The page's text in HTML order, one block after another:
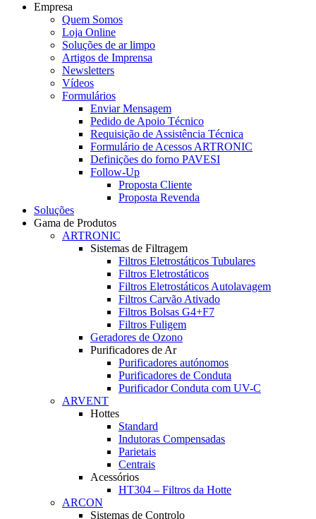
Empresa
Quem Somos
Loja Online
Soluções de ar limpo
Artigos de Imprensa
Newsletters
Vídeos
Formulários
Enviar Mensagem
Pedido de Apoio Técnico
Requisição de Assistência Técnica
Formulário de Acessos ARTRONIC
Definições do forno PAVESI
Follow-Up
Proposta Cliente
Proposta Revenda
Soluções
Gama de Produtos
ARTRONIC
Sistemas de Filtragem
Filtros Eletrostáticos Tubulares
Filtros Eletrostáticos
Filtros Eletrostáticos Autolavagem
Filtros Carvão Ativado
Filtros Bolsas G4+F7
Filtros Fuligem
Geradores de Ozono
Purificadores de Ar
Purificadores autónomos
Purificadores de Conduta
Purificador Conduta com UV-C
ARVENT
Hottes
Standard
Indutoras Compensadas
Parietais
Centrais
Acessórios
HT304 – Filtros da Hotte
ARCON
Sistemas de Controlo